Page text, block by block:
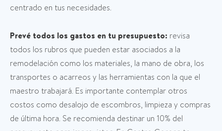
centrado en tus necesidades.
Prevé todos los gastos en tu presupuesto: revisa
todos los rubros que pueden estar asociados a la
remodelación como los materiales, la mano de obra, los
transportes o acarreos y las herramientas con la que el
maestro trabajará. Es importante contemplar otros
costos como desalojo de escombros, limpieza y compras
de última hora. Se recomienda destinar un 10% del